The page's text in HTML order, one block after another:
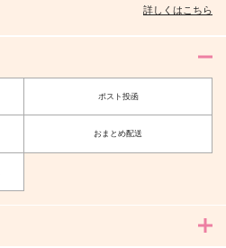
詳しくはこちら
ポスト投函
おまとめ配送